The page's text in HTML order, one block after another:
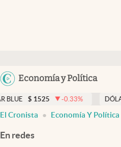
Economía y Política
Members
Economía y Política
Finanzas y Mercados
Mercados Online
-0.33 % DÓLAR TARJETA $
El Cronista Economía Y Política
En redes